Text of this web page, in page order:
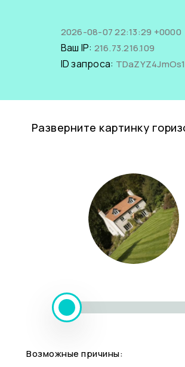
2026-08-07 22:13:29 +0000
Ваш IP: 216.73.216.109
ID запроса: TDaZYZ4JmOs1
Разверните картинку
Возможные причины: